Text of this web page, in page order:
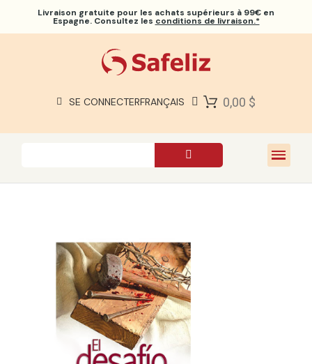
Livraison gratuite pour les achats supérieurs à 99€ en
Espagne. Consultez les conditions de livraison.*
SE CONNECTERFRANÇAIS 0,00 $
À PROPOS DE NOUS